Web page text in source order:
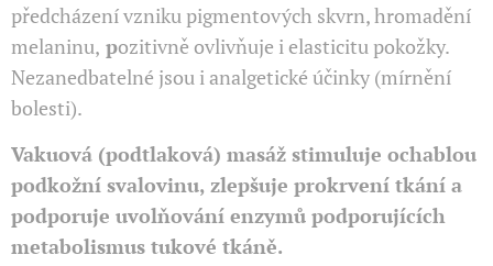
předcházení vzniku pigmentových skvrn, hromadění
melaninu, pozitivně ovlivňuje i elasticitu pokožky.
Nezanedbatelné jsou i analgetické účinky (mírnění
bolesti).
Vakuová (podtlaková) masáž stimuluje ochablou
podkožní svalovinu, zlepšuje prokrvení tkání a
podporuje uvolňování enzymů podporujících
metabolismus tukové tkáně.